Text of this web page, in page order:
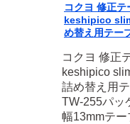
コクヨ 修正
keshipico
め替え用テー
コクヨ 修正
keshipico
詰め替え用
TW-255パッ
幅13mmテ